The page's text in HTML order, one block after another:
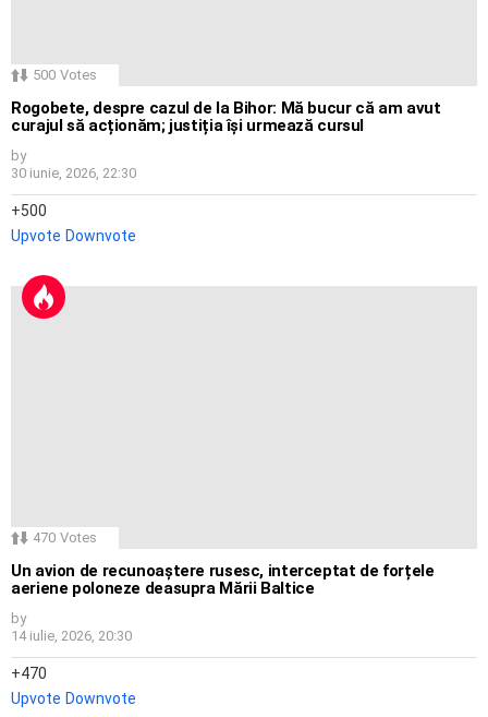
500 Votes
Rogobete, despre cazul de la Bihor: Mă bucur că am avut
curajul să acționăm; justiția își urmează cursul
by
30 iunie, 2026, 22:30
500
Upvote Downvote
470 Votes
Un avion de recunoaștere rusesc, interceptat de forțele
aeriene poloneze deasupra Mării Baltice
by
14 iulie, 2026, 20:30
470
Upvote Downvote